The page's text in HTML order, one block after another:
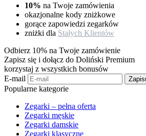
10% na Twoje zamówienia
okazjonalne kody zniżkowe
gorące zapowiedzi zegarków
zniżki dla Stałych Klientów
Odbierz 10% na Twoje zamówienie
Zapisz się i dołącz do Doliński Premium
korzystaj z wszystkich bonusów
E-mail
Popularne kategorie
Zegarki – pełna oferta
Zegarki męskie
Zegarki damskie
Zegarki klasyczne